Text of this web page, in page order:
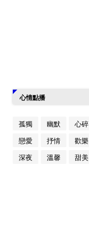
心情點播
孤獨 幽默 心碎
戀愛
抒情 歡樂
深夜
溫馨 甜美